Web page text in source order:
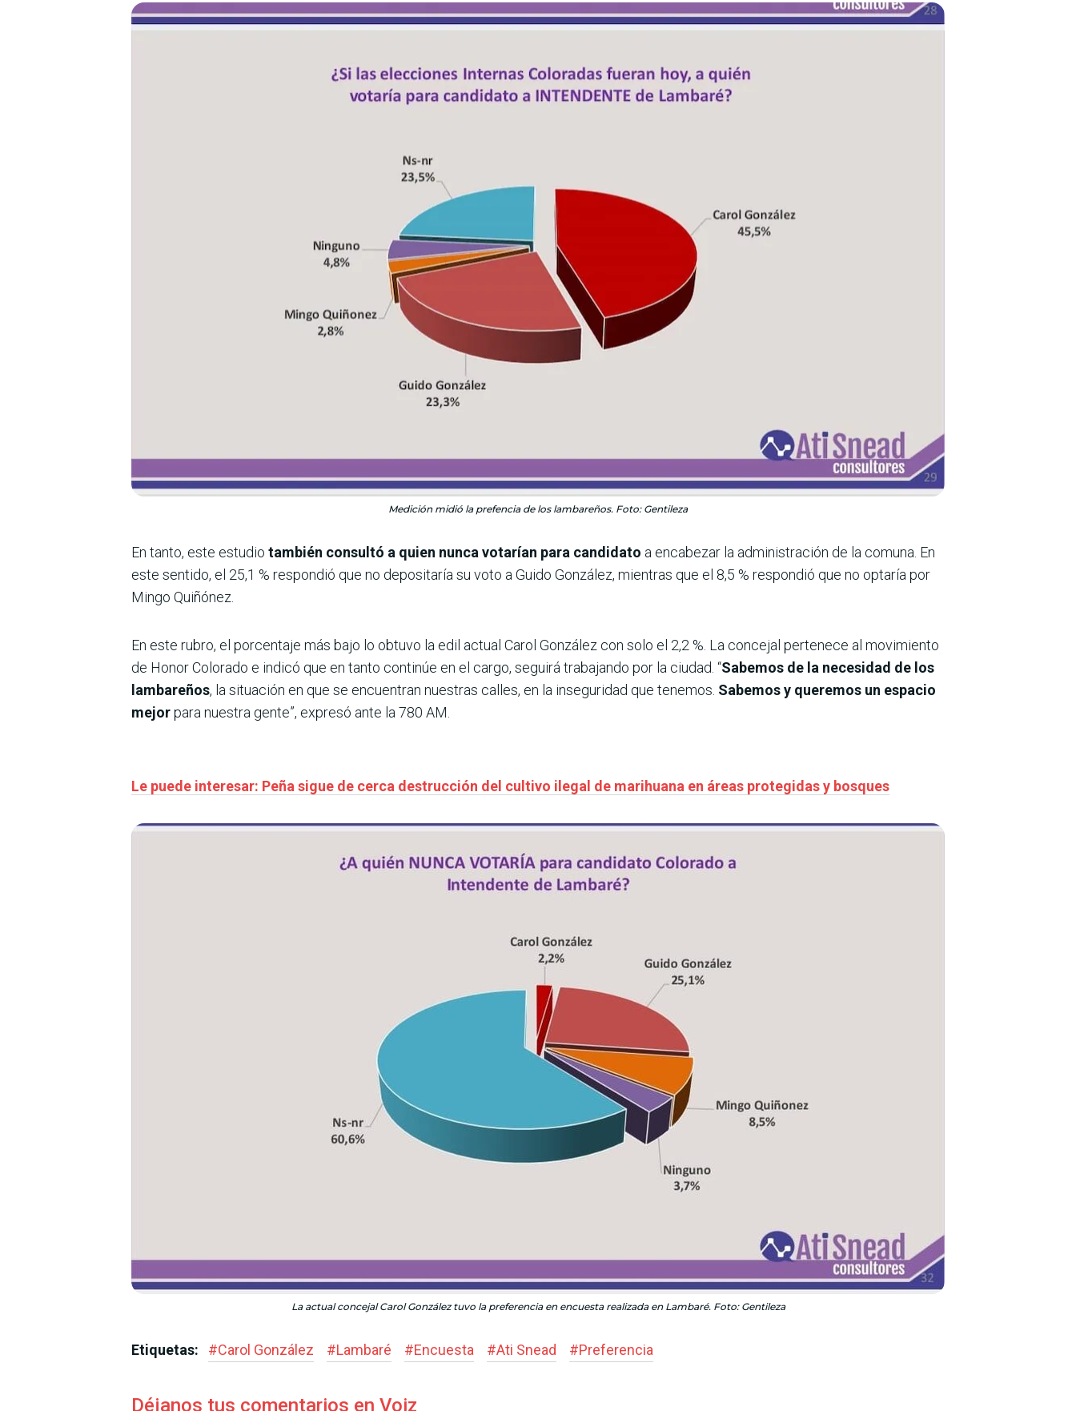
Medición midió la prefencia de los lambareños. Foto: Gentileza
En tanto, este estudio también consultó a quien nunca votarían para candidato a encabezar la administración de la comuna. En
este sentido, el 25,1 % respondió que no depositaría su voto a Guido González, mientras que el 8,5 % respondió que no optaría por
Mingo Quiñónez.
En este rubro, el porcentaje más bajo lo obtuvo la edil actual Carol González con solo el 2,2 %. La concejal pertenece al movimiento
de Honor Colorado e indicó que en tanto continúe en el cargo, seguirá trabajando por la ciudad. “Sabemos de la necesidad de los
lambareños, la situación en que se encuentran nuestras calles, en la inseguridad que tenemos. Sabemos y queremos un espacio
mejorpara nuestra gente”, expresó ante la 780 AM.
Le puede interesar: Peña sigue de cerca destrucción del cultivo ilegal de marihuana en áreas protegidas y bosques
La actual concejal Carol González tuvo la preferencia en encuesta realizada en Lambaré. Foto: Gentileza
Etiquetas: #Carol González #Lambaré #Encuesta #Ati Snead #Preferencia
Déjanos tus comentarios en Voiz